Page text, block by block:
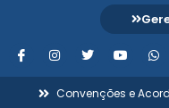
Convenções e